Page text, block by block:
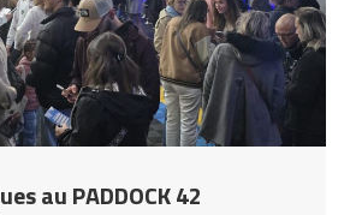
au PADDOCK 42